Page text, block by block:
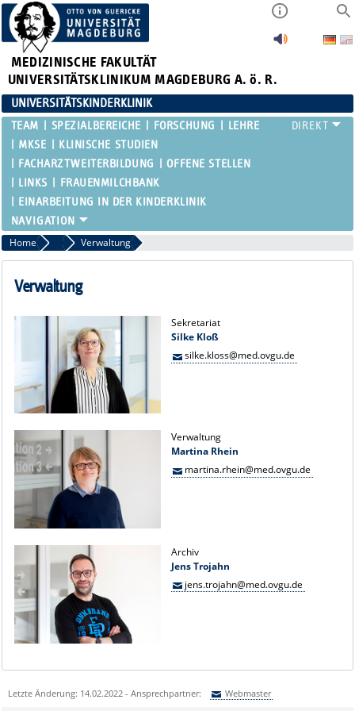
MEDIZINISCHE FAKULTÄT
UNIVERSITÄTSKLINIKUM MAGDEBURG A. ö. R.
UNIVERSITÄTSKINDERKLINIK
TEAM SPEZIALBEREICHE FORSCHUNG
LEHRE
MKSE
KLINISCHE STUDIEN
FACHARZTWEITERBILDUNG
OFFENE STELLEN
LINKS
FRAUENMILCHBANK
EINARBEITUNG IN DER KINDERKLINIK
Home Team Verwaltung
Verwaltung
Sekretariat
Silke Kloß
silke.kloss@med.ovgu.de
Verwaltung
Martina Rhein
martina.rhein@med.ovgu.de
Archiv
Jens Trojahn
jens.trojahn@med.ovgu.de
Letzte Änderung: 14.02.2022 - Ansprechpartner: Webmaster